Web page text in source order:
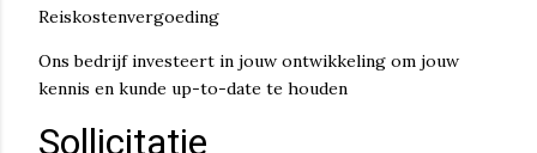
Reiskostenvergoeding
Ons bedrijf investeert in jouw ontwikkeling om jouw
kennis en kunde up-to-date te houden